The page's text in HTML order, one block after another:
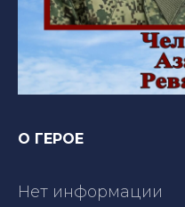
О ГЕРОЕ
Нет информации